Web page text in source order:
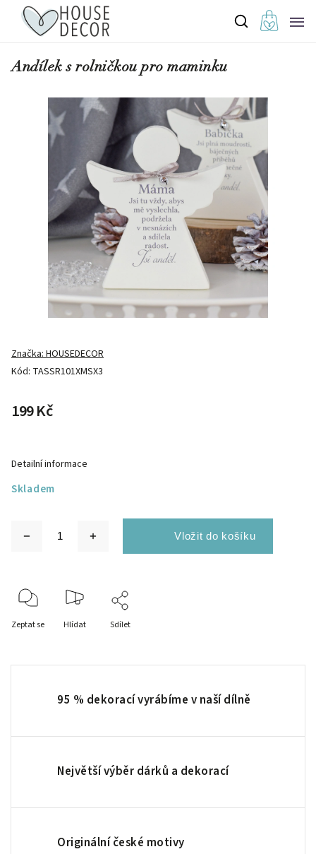
Andílek s rolničkou pro maminku
Kód: TASSR101XMSX3
Značka:HOUSEDECOR
199 Kč
Skladem
Detailní informace
Zeptat se Hlídat Sdílet
95 % dekorací vyrábíme v naší dílně
Největší výběr dárků a dekorací
Originální české motivy